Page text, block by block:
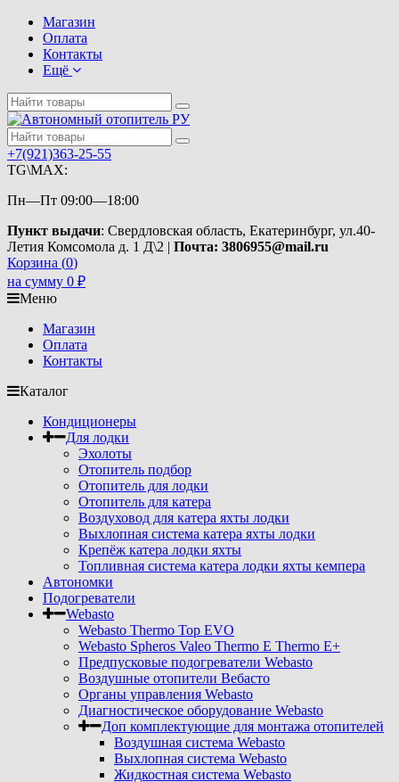
Магазин
Оплата
Контакты
Ещё
+7(921)363-25-55
TG\MAX:
Пн—Пт 09:00—18:00
Пункт выдачи: Свердловская область, Екатеринбург, ул.40-
Летия Комсомола д. 1 Д\2 | Почта: 3806955@mail.ru
Корзина (0)
на сумму 0 ₽
Меню
Магазин
Оплата
Контакты
Каталог
Кондиционеры
Для лодки
Эхолоты
Отопитель подбор
Отопитель для лодки
Отопитель для катера
Воздуховод для катера яхты лодки
Выхлопная система катера яхты лодки
Крепёж катера лодки яхты
Топливная система катера лодки яхты кемпера
Автономки
Подогреватели
Webasto
Webasto Thermo Top EVO
Webasto Spheros Valeo Thermo E Thermo E+
Предпусковые подогреватели Webasto
Воздушные отопители Вебасто
Органы управления Webasto
Диагностическое оборудование Webasto
Доп комплектующие для монтажа отопителей
Воздушная система Webasto
Выхлопная система Webasto
Жидкостная система Webasto